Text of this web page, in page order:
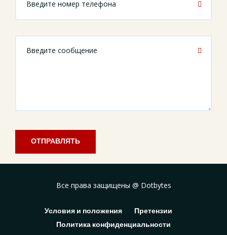
ОТПРАВЛЯТЬ
Все права защищены @ Dotbytes
Условия и положения
Претензии
Политика конфиденциальности